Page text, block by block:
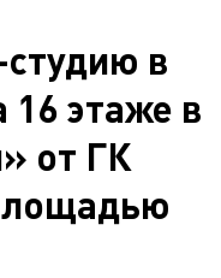
в
этаже в
от ГК